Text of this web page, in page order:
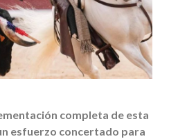
completa de esta
esfuerzo concertado para